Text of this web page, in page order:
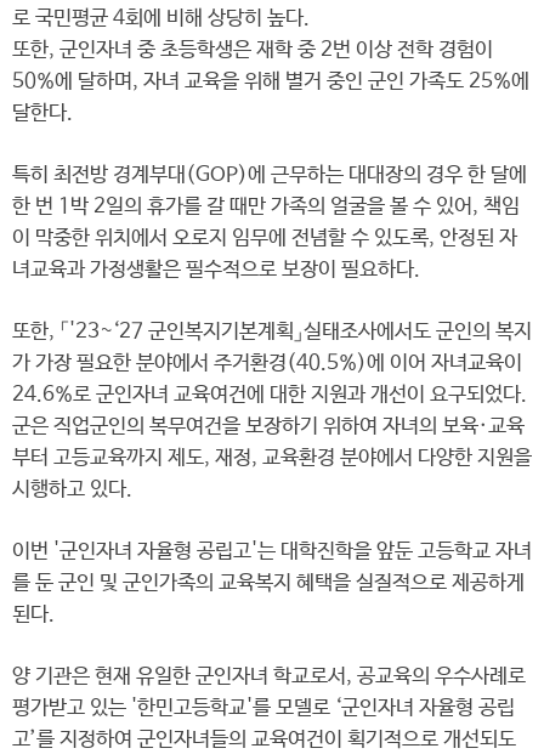
로 국민평균 4회에 비해 상당히 높다.
또한, 군인자녀 중 초등학생은 재학 중 2번 이상 전학 경험이
50%에 달하며, 자녀 교육을 위해 별거 중인 군인 가족도 25%에
달한다.
특히 최전방 경계부대(GOP)에 근무하는 대대장의 경우 한 달에
한 번 1박 2일의 휴가를 갈 때만 가족의 얼굴을 볼 수 있어, 책임
이 막중한 위치에서 오로지 임무에 전념할 수 있도록, 안정된 자
녀교육과 가정생활은 필수적으로 보장이 필요하다.
또한, 「'23~‘27 군인복지기본계획」실태조사에서도 군인의 복지
가 가장 필요한 분야에서 주거환경(40.5%)에 이어 자녀교육이
24.6%로 군인자녀 교육여건에 대한 지원과 개선이 요구되었다.
군은 직업군인의 복무여건을 보장하기 위하여 자녀의 보육·교육
부터 고등교육까지 제도, 재정, 교육환경 분야에서 다양한 지원을
시행하고 있다.
이번 '군인자녀 자율형 공립고'는 대학진학을 앞둔 고등학교 자녀
를 둔 군인 및 군인가족의 교육복지 혜택을 실질적으로 제공하게
된다.
양 기관은 현재 유일한 군인자녀 학교로서, 공교육의 우수사례로
평가받고 있는 '한민고등학교'를 모델로 ‘군인자녀 자율형 공립
고’를 지정하여 군인자녀들의 교육여건이 획기적으로 개선되도